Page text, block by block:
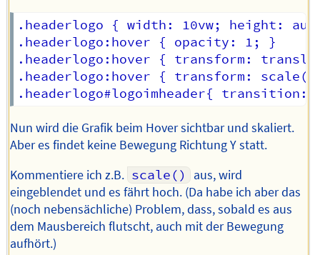
.headerlogo { width: 10vw; height:
.headerlogo:hover { opacity: 1; }
.headerlogo:hover { transform:
.headerlogo:hover { transform:
Nun wird die Grafik beim Hover sichtbar und skaliert.
Aber es findet keine Bewegung Richtung Y statt.
Kommentiere ich z.B. scale()
aus, wird
eingeblendet und es fährt hoch. (Da habe ich aber das
(noch nebensächliche) Problem, dass, sobald es aus
dem Mausbereich flutscht, auch mit der Bewegung
aufhört.)